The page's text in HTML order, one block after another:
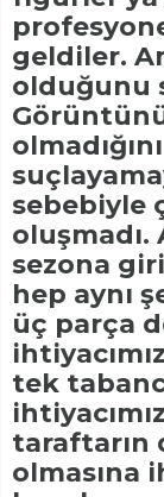
geldiler.
olduğunu
sebebiyle
oluşmadı.
sezona
hep aynı
üç parça
tek
taraftarın
olmasına